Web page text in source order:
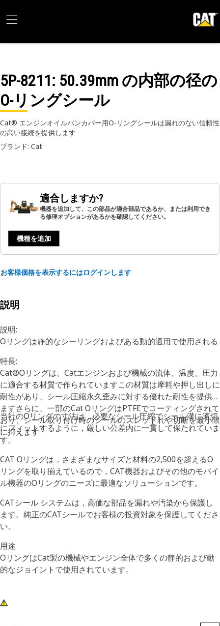
5P-8211: 50.39mm の内部の径の
O-リングシール
Cat® エンジンオイルパンカバー用O-リングシールは漏れのない信頼性
の高い接続を提供します
ブランド: Cat
適合しますか?
機器を追加して、この部品が適合部品であるか、または利用でき
る修理オプションがあるかを確認してください。
機種を追加
お客様価格を表示するにはログインします
説明
説明:
Oリングは静的なシーリングおよびある動的適用で使用される
特長:
Cat®Oリングは、Catエンジンおよび機械の流体、温度、圧力
に適合する材質で作られていますこの材質は摩耗や押し出しに
耐性があり、シール圧縮永久歪みに対する優れた耐性を提供し
ますさらに、一部のCat OリングはPTFEでコーティングされて
おり、シール取り付け時のシールのスレッドれや切断を最小限
に抑えます
当社のOリングの寸法は，必要なシール圧縮でシール溝に適切
にフィットするように，厳しい公差内に一貫して保たれていま
す。
CAT Oリングは，さまざまなサイズと材料の2,500を超えるO
リングを取り揃えているので，CAT機器およびその他のモバイ
ル機器のOリングのニーズに最適なソリューションです。
CATシール システムは，高価な部品を漏れや汚染から保護し
ます。純正のCATシールでお客様の投資対象を保護してくださ
い。
用途
OリングはCat製の機械やエンジン全体で多くの静的および動
的なジョイントで使用されています。